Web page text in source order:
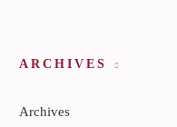
ARCHIVES
Archives